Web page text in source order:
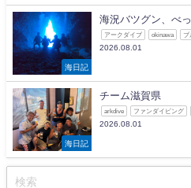
海日記
海況バツグン、べ
アークダイブ okinawa ブ
2026.08.01
海日記
チーム滋賀県
arkdive ファンダイビング
2026.08.01